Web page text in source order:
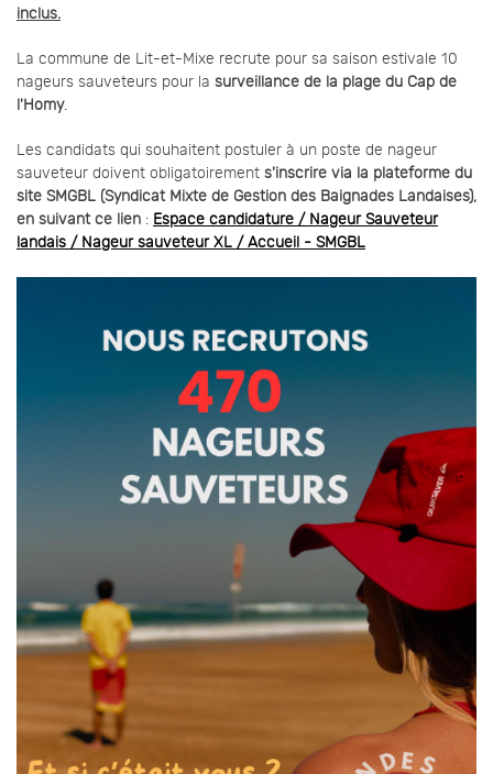
inclus.
La commune de Lit-et-Mixe recrute pour sa saison estivale 10
nageurs sauveteurs pour la surveillance de la plage du Cap de
l'Homy.
Les candidats qui souhaitent postuler à un poste de nageur
sauveteur doivent obligatoirement s'inscrire via la plateforme du
site SMGBL (Syndicat Mixte de Gestion des Baignades Landaises),
en suivant ce lien : Espace candidature / Nageur Sauveteur
landais / Nageur sauveteur XL / Accueil - SMGBL